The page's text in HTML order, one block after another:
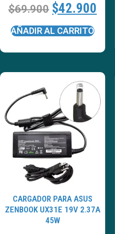
$69.900 $42.900
AÑADIR AL CARRITO
CARGADOR PARA ASUS
ZENBOOK UX31E 19V 2.37A
45W